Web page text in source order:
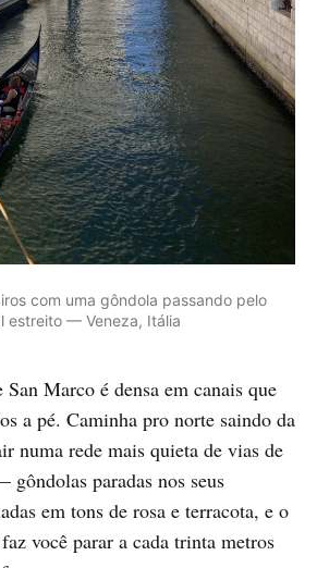
com uma gôndola passando pelo
estreito — Veneza, Itália
Marco é densa em canais que
a pé. Caminha pro norte saindo da
numa rede mais quieta de vias de
gôndolas paradas nos seus
em tons de rosa e terracota, e o
você parar a cada trinta metros